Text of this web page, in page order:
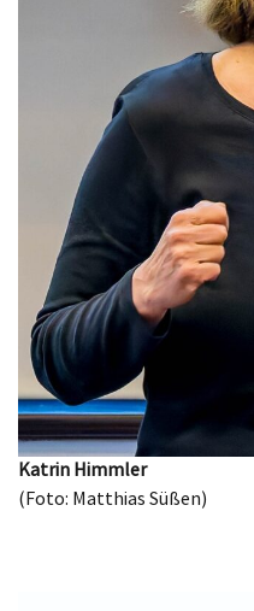
Katrin Himmler
(Foto: Matthias Süßen)